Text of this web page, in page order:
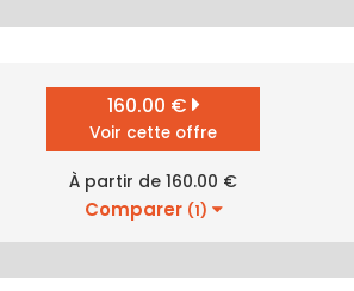
160.00 €
Voir cette offre
À partir de 160.00 €
Comparer (1)